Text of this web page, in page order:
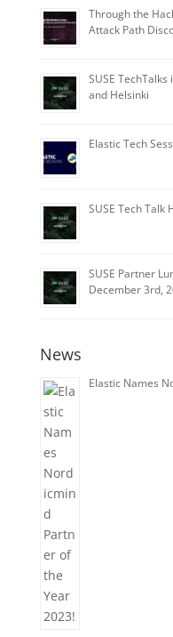
Through the
Attack Path
SUSE
and Helsinki
Elastic Tech
SUSE Tech Talk
SUSE Partner
December 3rd,
News
Elastic Names